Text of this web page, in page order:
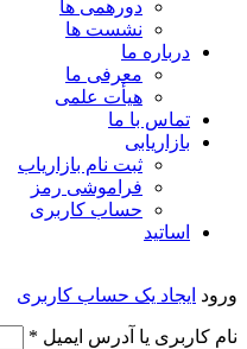
دورهمی ها
نشست ها
درباره ما
معرفی ما
هیأت علمی
تماس با ما
بازاریابی
ثبت نام بازاریاب
فراموشی رمز
حساب کاربری
اساتید
ورود ایجاد یک حساب کاربری
نام کاربری یا آدرس ایمیل *